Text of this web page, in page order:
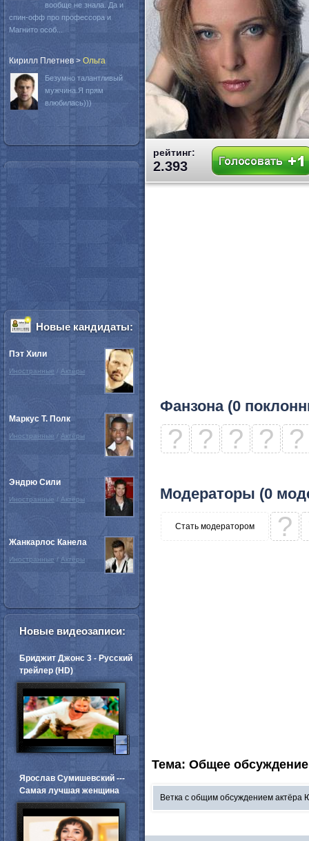
рейтинг:
2.393
Фанзона (0
? ? ? ? ?
Модераторы (0
Стать модератором ?
Тема: Общее обсуждение
Ветка с общим обсуждением
вообще не знала. Да и
спин-офф про профессора и
Магнито особ...
Кирилл Плетнев > Oльга
Безумно талантливый
мужчина.Я прям
влюбилась)))
Новые кандидаты:
Пэт Хили
Иностранные / Актёры
Маркус Т. Полк
Иностранные / Актёры
Эндрю Сили
Иностранные / Актёры
Жанкарлос Канела
Иностранные / Актёры
Новые видеозаписи:
Бриджит Джонс 3 - Русский
трейлер (HD)
Ярослав Сумишевский ---
Самая лучшая женщина